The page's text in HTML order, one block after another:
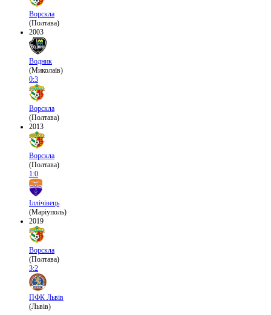
Ворскла
(Полтава)
2003
Водник
(Миколаїв)
0:3
Ворскла
(Полтава)
2013
Ворскла
(Полтава)
1:0
Іллічівець
(Маріуполь)
2019
Ворскла
(Полтава)
3:2
ПФК Львів
(Львів)